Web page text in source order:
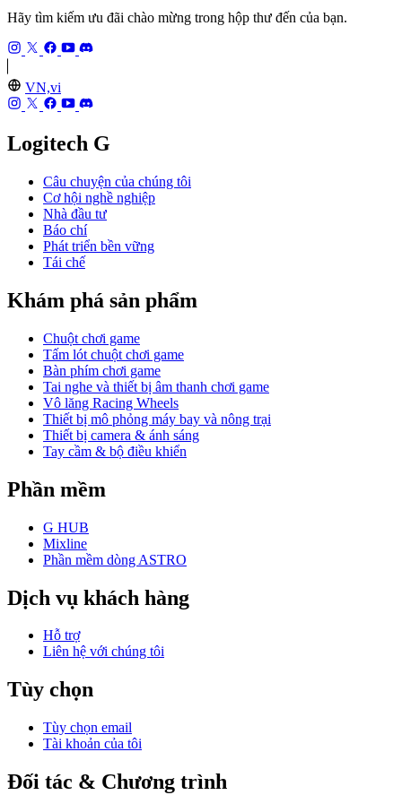
Hãy tìm kiếm ưu đãi chào mừng trong hộp thư đến của bạn.
VN,vi
Logitech G
Câu chuyện của chúng tôi
Cơ hội nghề nghiệp
Nhà đầu tư
Báo chí
Phát triển bền vững
Tái chế
Khám phá sản phẩm
Chuột chơi game
Tấm lót chuột chơi game
Bàn phím chơi game
Tai nghe và thiết bị âm thanh chơi game
Vô lăng Racing Wheels
Thiết bị mô phỏng máy bay và nông trại
Thiết bị camera & ánh sáng
Tay cầm & bộ điều khiển
Phần mềm
G HUB
Mixline
Phần mềm dòng ASTRO
Dịch vụ khách hàng
Hỗ trợ
Liên hệ với chúng tôi
Tùy chọn
Tùy chọn email
Tài khoản của tôi
Đối tác & Chương trình